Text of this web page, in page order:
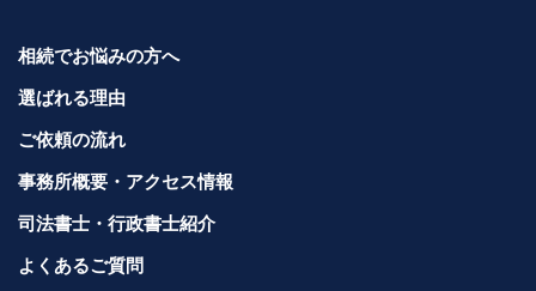
相続でお悩みの方へ
選ばれる理由
ご依頼の流れ
事務所概要・アクセス情報
司法書士・行政書士紹介
よくあるご質問